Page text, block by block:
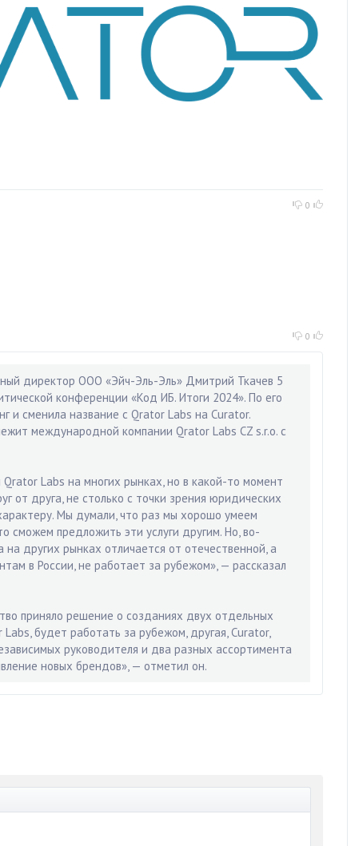
0
0
директор ООО «Эйч-Эль-Эль» Дмитрий Ткачев 5
конференции «Код ИБ. Итоги 2024». По его
и сменила название с Qrator Labs на Curator.
международной компании Qrator Labs CZ s.r.o. с
Labs на многих рынках, но в какой-то момент
от друга, не столько с точки зрения юридических
Мы думали, что раз мы хорошо умеем
сможем предложить эти услуги другим. Но, во-
на других рынках отличается от отечественной, а
в России, не работает за рубежом», — рассказал
приняло решение о созданиях двух отдельных
будет работать за рубежом, другая, Curator,
руководителя и два разных ассортимента
новых брендов», — отметил он.